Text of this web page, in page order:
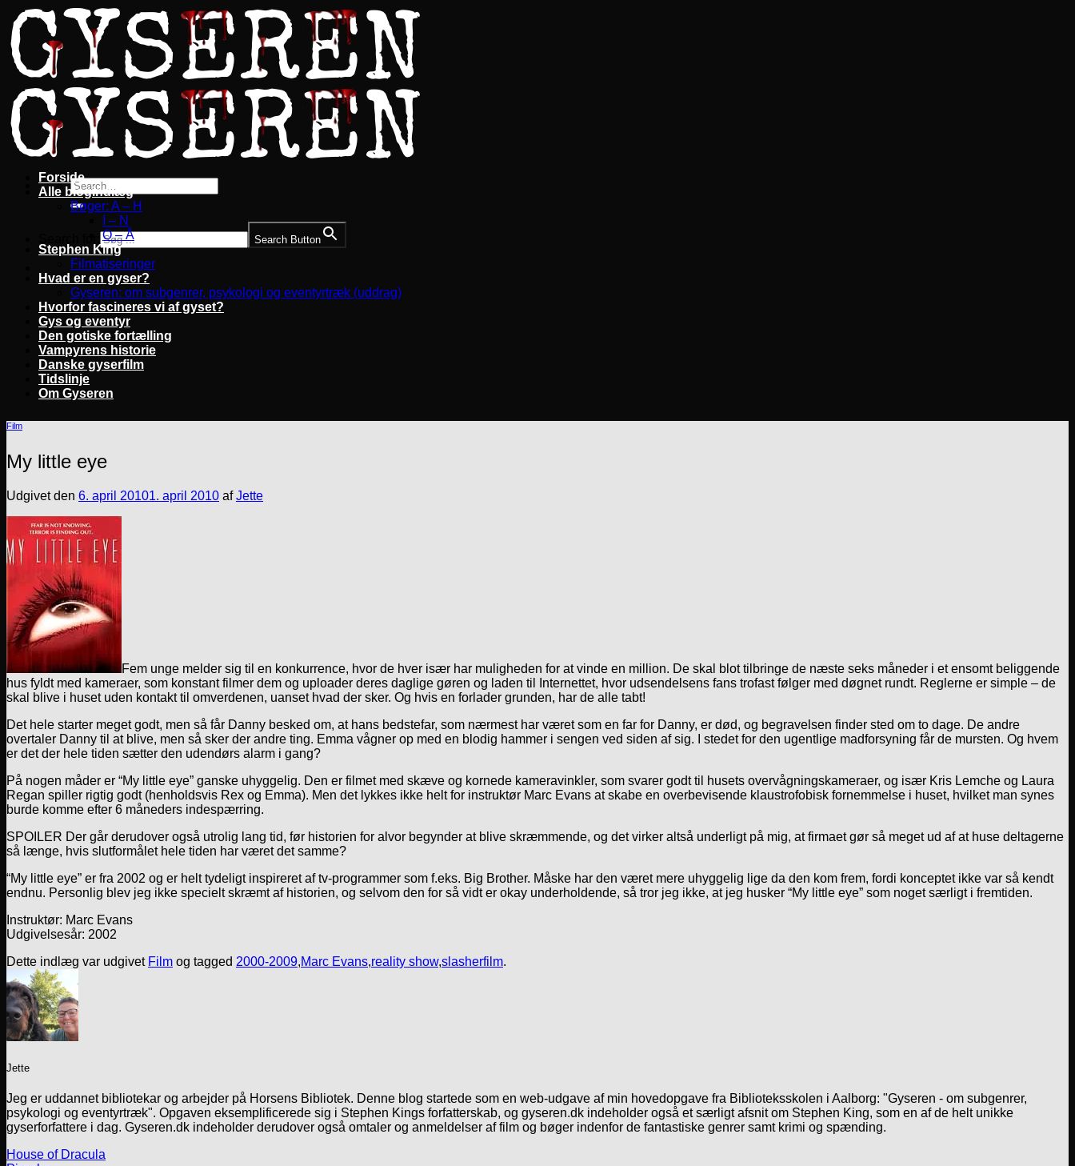
Fortsæt
til
indhold
Search Button
Forside
Alle blogindlæg
Bøger: A – H
I – N
O – Å
Stephen King
Filmatiseringer
Hvad er en gyser?
Gyseren: om subgenrer, psykologi og eventyrtræk (uddrag)
Hvorfor fascineres vi af gyset?
Gys og eventyr
Den gotiske fortælling
Vampyrens historie
Danske gyserfilm
Tidslinje
Om Gyseren
Film
My little eye
Udgivet den 6. april 20101. april 2010 afJette
Fem unge melder sig til en konkurrence, hvor de hver især har muligheden for at vinde en million. De skal blot tilbringe de næste seks måneder i et ensomt beliggende
hus fyldt med kameraer, som konstant filmer dem og uploader deres daglige gøren og laden til Internettet, hvor udsendelsens fans trofast følger med døgnet rundt. Reglerne er simple – de
skal blive i huset uden kontakt til omverdenen, uanset hvad der sker. Og hvis en forlader grunden, har de alle tabt!
Det hele starter meget godt, men så får Danny besked om, at hans bedstefar, som nærmest har været som en far for Danny, er død, og begravelsen finder sted om to dage. De andre
overtaler Danny til at blive, men så sker der andre ting. Emma vågner op med en blodig hammer i sengen ved siden af sig. I stedet for den ugentlige madforsyning får de mursten. Og hvem
er det der hele tiden sætter den udendørs alarm i gang?
På nogen måder er “My little eye” ganske uhyggelig. Den er filmet med skæve og kornede kameravinkler, som svarer godt til husets overvågningskameraer, og især Kris Lemche og Laura
Regan spiller rigtig godt (henholdsvis Rex og Emma). Men det lykkes ikke helt for instruktør Marc Evans at skabe en overbevisende klaustrofobisk fornemmelse i huset, hvilket man synes
burde komme efter 6 måneders indespærring.
SPOILER Der går derudover også utrolig lang tid, før historien for alvor begynder at blive skræmmende, og det virker altså underligt på mig, at firmaet gør så meget ud af at huse deltagerne
så længe, hvis slutformålet hele tiden har været det samme?
“My little eye” er fra 2002 og er helt tydeligt inspireret af tv-programmer som f.eks. Big Brother. Måske har den været mere uhyggelig lige da den kom frem, fordi konceptet ikke var så kendt
endnu. Personlig blev jeg ikke specielt skræmt af historien, og selvom den for så vidt er okay underholdende, så tror jeg ikke, at jeg husker “My little eye” som noget særligt i fremtiden.
Instruktør: Marc Evans
Udgivelsesår: 2002
Dette indlæg var udgivet Film og tagged 2000-2009,Marc Evans,reality show,slasherfilm.
Jette
Jeg er uddannet bibliotekar og arbejder på Horsens Bibliotek. Denne blog startede som en web-udgave af min hovedopgave fra Biblioteksskolen i Aalborg: "Gyseren - om subgenrer,
psykologi og eventyrtræk". Opgaven eksemplificerede sig i Stephen Kings forfatterskab, og gyseren.dk indeholder også et særligt afsnit om Stephen King, som en af de helt unikke
gyserforfattere i dag. Gyseren.dk indeholder derudover også omtaler og anmeldelser af film og bøger indenfor de fantastiske genrer samt krimi og spænding.
House of Dracula